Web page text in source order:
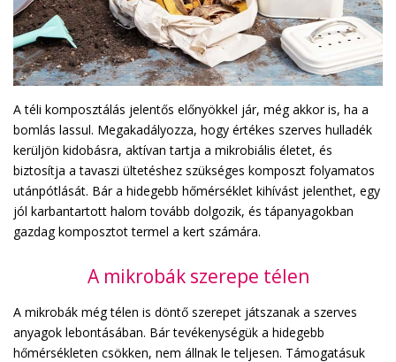
A téli komposztálás jelentős előnyökkel jár, még akkor is, ha a
bomlás lassul. Megakadályozza, hogy értékes szerves hulladék
kerüljön kidobásra, aktívan tartja a mikrobiális életet, és
biztosítja a tavaszi ültetéshez szükséges komposzt folyamatos
utánpótlását. Bár a hidegebb hőmérséklet kihívást jelenthet, egy
jól karbantartott halom tovább dolgozik, és tápanyagokban
gazdag komposztot termel a kert számára.
A mikrobák szerepe télen
A mikrobák még télen is döntő szerepet játszanak a szerves
anyagok lebontásában. Bár tevékenységük a hidegebb
hőmérsékleten csökken, nem állnak le teljesen. Támogatásuk